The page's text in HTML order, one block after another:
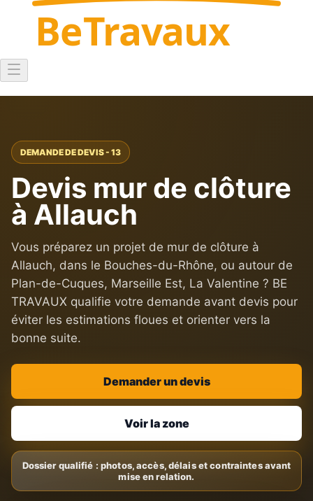
BeTravaux
DEMANDE DE DEVIS - 13
Devis mur de clôture
à Allauch
Vous préparez un projet de mur de clôture à
Allauch, dans le Bouches-du-Rhône, ou autour de
Plan-de-Cuques, Marseille Est, La Valentine ? BE
TRAVAUX qualifie votre demande avant devis pour
éviter les estimations floues et orienter vers la
bonne suite.
Demander un devis
Voir la zone